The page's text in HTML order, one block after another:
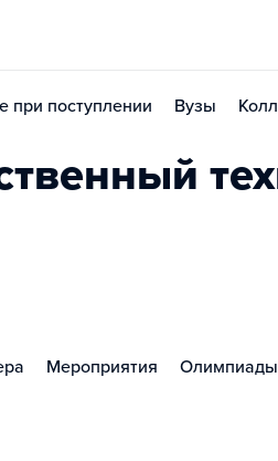
при поступлении Вузы
Мероприятия Олимпиады